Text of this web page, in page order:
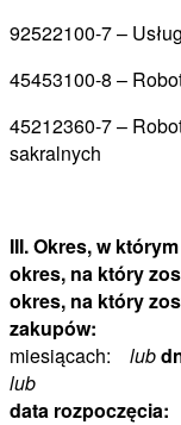
92522100-7 –
45453100-8 –
45212360-7 –
sakralnych
III. Okres, w
okres, na który
okres, na który
zakupów:
miesiącach:
lub
lub
data rozpoczęcia: